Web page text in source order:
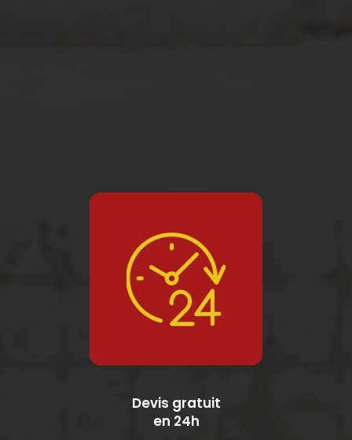
Devis gratuit
en 24h